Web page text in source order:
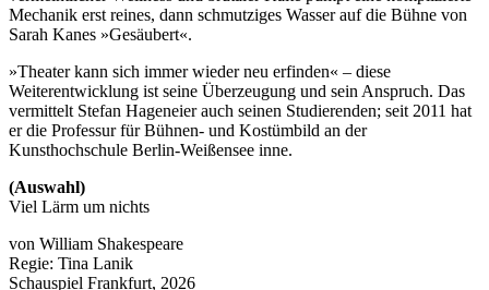
Mechanik erst reines, dann schmutziges Wasser auf die Bühne von
Sarah Kanes »Gesäubert«.
»Theater kann sich immer wieder neu erfinden« – diese
Weiterentwicklung ist seine Überzeugung und sein Anspruch. Das
vermittelt Stefan Hageneier auch seinen Studierenden; seit 2011 hat
er die Professur für Bühnen- und Kostümbild an der
Kunsthochschule Berlin-Weißensee inne.
(Auswahl)
Viel Lärm um nichts
von William Shakespeare
Regie: Tina Lanik
Schauspiel Frankfurt, 2026